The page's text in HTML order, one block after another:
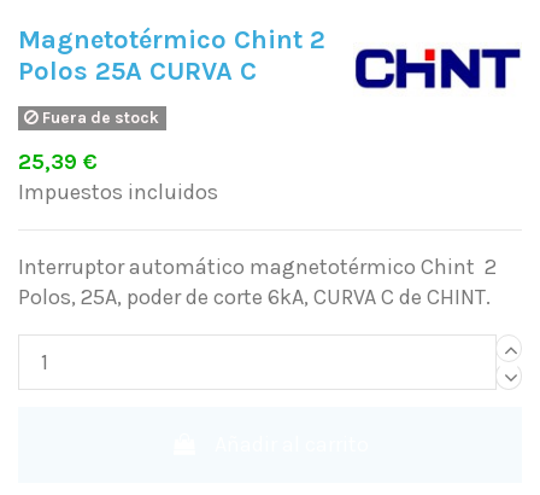
Magnetotérmico Chint 2
Polos 25A CURVA C
Fuera de stock
25,39 €
Impuestos incluidos
Interruptor automático magnetotérmico Chint 2
Polos, 25A, poder de corte 6kA, CURVA C de CHINT.